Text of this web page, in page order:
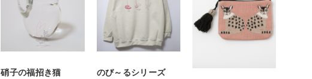
硝子の福招き猫
のび～るシリーズ